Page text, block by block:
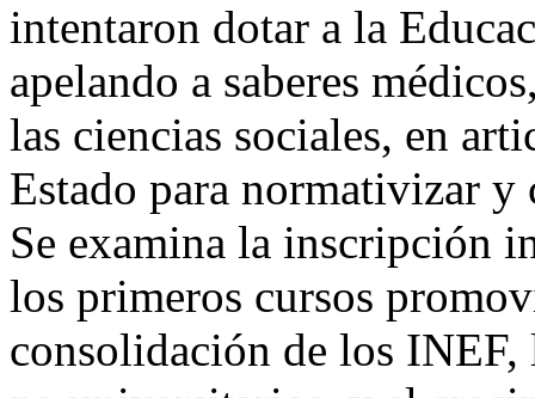
intentaron dotar a la
apelando a saberes
las ciencias sociales, en
Estado para normativizar y
Se examina la inscripción
los primeros cursos
consolidación de los INEF,